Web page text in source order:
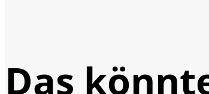
Das